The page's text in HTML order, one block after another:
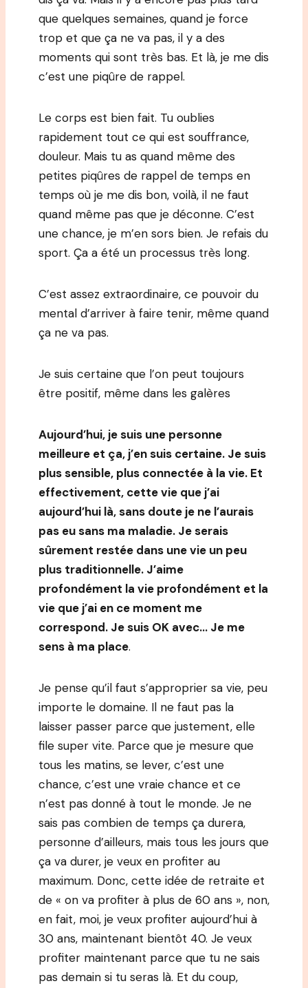
que quelques semaines, quand je force
trop et que ça ne va pas, il y a des
moments qui sont très bas. Et là, je me dis
c’est une piqûre de rappel.
Le corps est bien fait. Tu oublies
rapidement tout ce qui est souffrance,
douleur. Mais tu as quand même des
petites piqûres de rappel de temps en
temps où je me dis bon, voilà, il ne faut
quand même pas que je déconne. C’est
une chance, je m’en sors bien. Je refais du
sport. Ça a été un processus très long.
C’est assez extraordinaire, ce pouvoir du
mental d’arriver à faire tenir, même quand
ça ne va pas.
Je suis certaine que l’on peut toujours
être positif, même dans les galères
Aujourd’hui, je suis une personne
meilleure et ça, j’en suis certaine. Je suis
plus sensible, plus connectée à la vie. Et
effectivement, cette vie que j’ai
aujourd’hui là, sans doute je ne l’aurais
pas eu sans ma maladie. Je serais
sûrement restée dans une vie un peu
plus traditionnelle. J’aime
profondément la vie profondément et la
vie que j’ai en ce moment me
correspond. Je suis OK avec… Je me
sens à ma place.
Je pense qu’il faut s’approprier sa vie, peu
importe le domaine. Il ne faut pas la
laisser passer parce que justement, elle
file super vite. Parce que je mesure que
tous les matins, se lever, c’est une
chance, c’est une vraie chance et ce
n’est pas donné à tout le monde. Je ne
sais pas combien de temps ça durera,
personne d’ailleurs, mais tous les jours que
ça va durer, je veux en profiter au
maximum. Donc, cette idée de retraite et
de « on va profiter à plus de 60 ans », non,
en fait, moi, je veux profiter aujourd’hui à
30 ans, maintenant bientôt 40. Je veux
profiter maintenant parce que tu ne sais
pas demain si tu seras là. Et du coup,